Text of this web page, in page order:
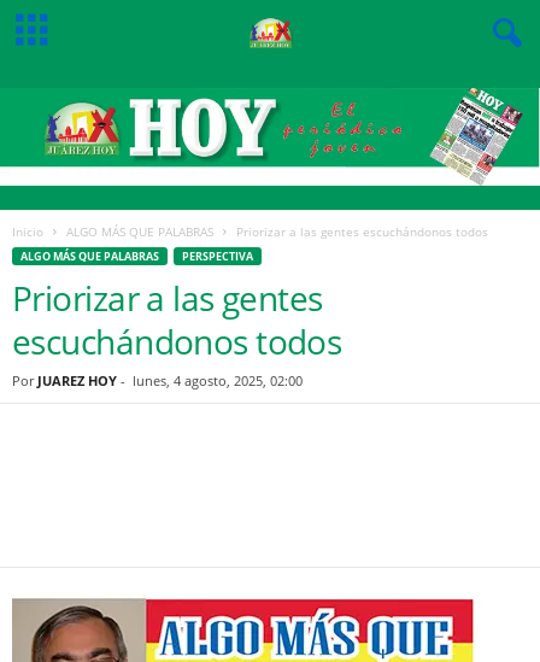
Inicio ALGO MÁS QUE PALABRAS Priorizar a las gentes escuchándonos todos
ALGO MÁS QUE PALABRAS PERSPECTIVA
Priorizar a las gentes
escuchándonos todos
Por JUAREZ HOY - lunes, 4 agosto, 2025, 02:00